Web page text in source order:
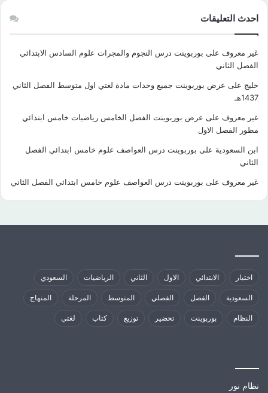
احدث التعليقات
غير معروف على بوربوينت درس النجوم والمجرات علوم السادس الابتدائي
الفصل الثاني
خليج على عرض بوربوينت جميع وحدات مادة لغتي اول متوسط الفصل الثاني
1437هـ
غير معروف على عرض بوربوينت الفصل الخامس رياضيات خامس ابتدائي
مطور الفصل الاول
ابن السعودية على بوربوينت درس العواصف علوم خامس ابتدائي الفصل
الثاني
غير معروف على بوربوينت درس العواصف علوم خامس ابتدائي الفصل الثاني
اختبار الابتدائي الاول الثاني الرياضيات السعودي
السعودية الفصل الفصلي المتوسط المرحلة المنهاج
النظام بوربوينت تحضير توزيع كتاب لغتي
نظام نور